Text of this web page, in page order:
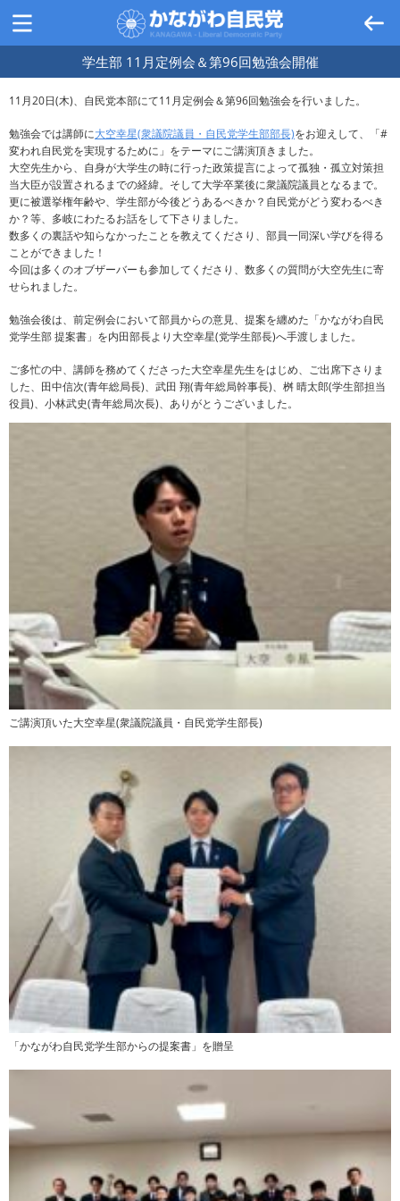
学生部 11月定例会＆第96回勉強会開催
11月20日(木)、自民党本部にて11月定例会＆第96回勉強会を行いました。
勉強会では講師に大空幸星(衆議院議員・自民党学生部部長)をお迎えして、「#
変われ自民党を実現するために」をテーマにご講演頂きました。
大空先生から、自身が大学生の時に行った政策提言によって孤独・孤立対策担
当大臣が設置されるまでの経緯。そして大学卒業後に衆議院議員となるまで。
更に被選挙権年齢や、学生部が今後どうあるべきか？自民党がどう変わるべき
か？等、多岐にわたるお話をして下さりました。
数多くの裏話や知らなかったことを教えてくださり、部員一同深い学びを得る
ことができました！
今回は多くのオブザーバーも参加してくださり、数多くの質問が大空先生に寄
せられました。
勉強会後は、前定例会において部員からの意見、提案を纏めた「かながわ自民
党学生部 提案書」を内田部長より大空幸星(党学生部長)へ手渡しました。
ご多忙の中、講師を務めてくださった大空幸星先生をはじめ、ご出席下さりま
した、田中信次(青年総局長)、武田 翔(青年総局幹事長)、桝 晴太郎(学生部担当
役員)、小林武史(青年総局次長)、ありがとうございました。
ご講演頂いた大空幸星(衆議院議員・自民党学生部長)
「かながわ自民党学生部からの提案書」を贈呈